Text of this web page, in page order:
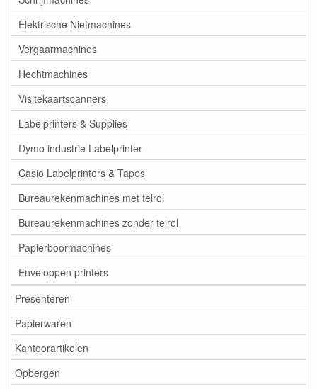
Elektrische Nietmachines
Vergaarmachines
Hechtmachines
Visitekaartscanners
Labelprinters & Supplies
Dymo industrie Labelprinter
Casio Labelprinters & Tapes
Bureaurekenmachines met telrol
Bureaurekenmachines zonder telrol
Papierboormachines
Enveloppen printers
Presenteren
Papierwaren
Kantoorartikelen
Opbergen